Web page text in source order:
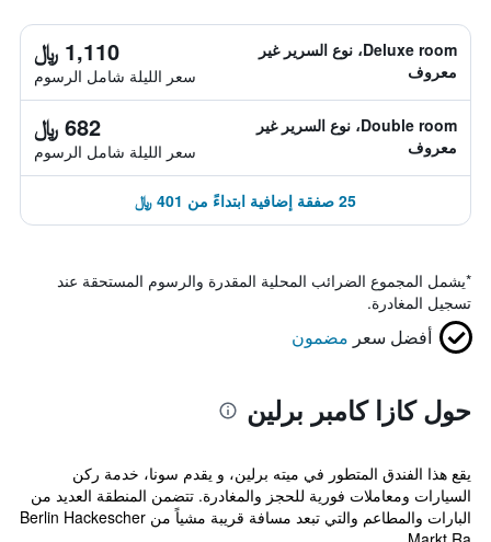
Deluxe room، نوع السرير غير
معروف
1,110 ﷼
سعر الليلة شامل الرسوم
Double room، نوع السرير غير
معروف
682 ﷼
سعر الليلة شامل الرسوم
25 صفقة إضافية ابتداءً من 401 ﷼
*يشمل المجموع الضرائب المحلية المقدرة والرسوم المستحقة عند
تسجيل المغادرة.
أفضل سعر مضمون
حول كازا كامبر برلين
يقع هذا الفندق المتطور في ميته برلين، و يقدم سونا، خدمة ركن
السيارات ومعاملات فورية للحجز والمغادرة. تتضمن المنطقة العديد من
البارات والمطاعم والتي تبعد مسافة قريبة مشياً من Berlin Hackescher